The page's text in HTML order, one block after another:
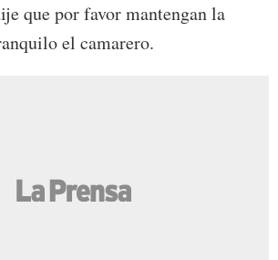
que por favor mantengan la
el camarero.